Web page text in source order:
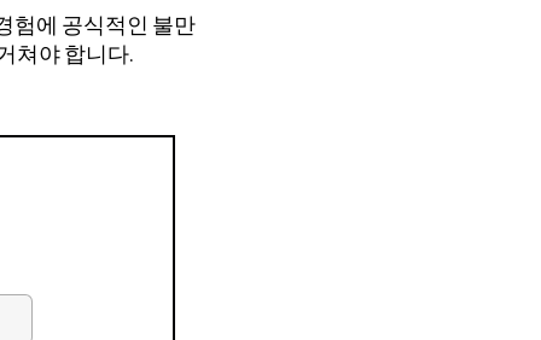
험에 공식적인 불만
쳐야 합니다.